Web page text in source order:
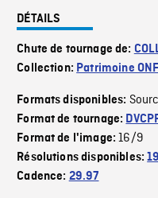
DÉTAILS
Chute de tournage de:
Collection: Patrimoine ONF
Formats disponibles:
Format de tournage:
Format de l'image:16/9
Résolutions disponibles:
Cadence: 29.97